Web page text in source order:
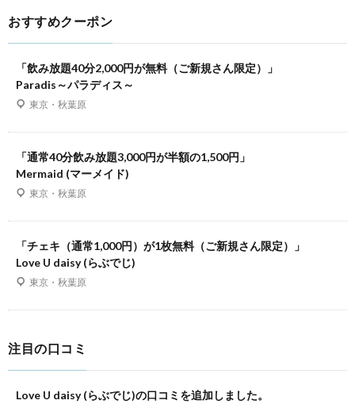
おすすめクーポン
「飲み放題40分2,000円が無料（ご新規さん限定）」
Paradis～パラディス～
東京・秋葉原
「通常40分飲み放題3,000円が半額の1,500円」
Mermaid (マーメイド)
東京・秋葉原
「チェキ（通常1,000円）が1枚無料（ご新規さん限定）」
Love U daisy (らぶでじ)
東京・秋葉原
注目の口コミ
Love U daisy (らぶでじ)の口コミを追加しました。